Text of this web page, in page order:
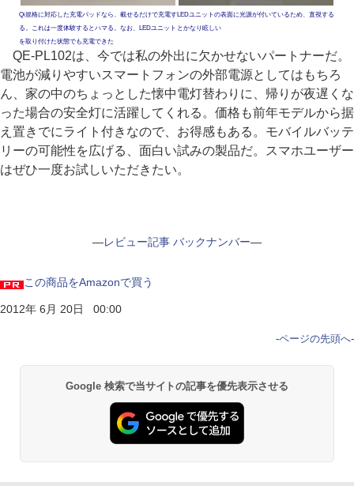
Qi規格に対応した充電パッドなら、載せるだけで充電す
る。これは一度体験するとハマる。なお、LEDユニット
を取り付けた状態でも充電できた
LEDユニットの表面に光源が付いているため、直視する
とかなり眩しい
QE-PL102は、今では私の外出に欠かせないパートナーだ。
電池が減りやすいスマートフォンの外部電源としてはもちろ
ん、家の中のちょっとした懐中電灯替わりに、帰りが夜遅くな
った場合の安全灯に活躍してくれる。価格も前年モデルから据
え置きでにライト付きなので、お得感もある。モバイルバッテ
リーの可能性を広げる、面白い試みの製品だ。スマホユーザー
はぜひ一度お試しいただきたい。
―レビュー記事 バックナンバー―
この商品をAmazonで買う
2012年 6月 20日 00:00
-ページの先頭へ-
Google 検索で当サイトの記事を優先表示させる